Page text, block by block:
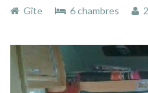
Gîte 6 chambres